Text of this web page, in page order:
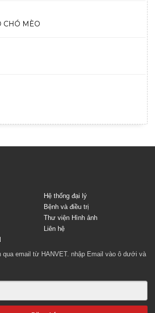
CHÓ MÈO
Hệ thống đại lý
Bệnh và điều trị
Thư viện Hình ảnh
Liên hệ
qua email từ HANVET. nhập Email vào ô dưới và